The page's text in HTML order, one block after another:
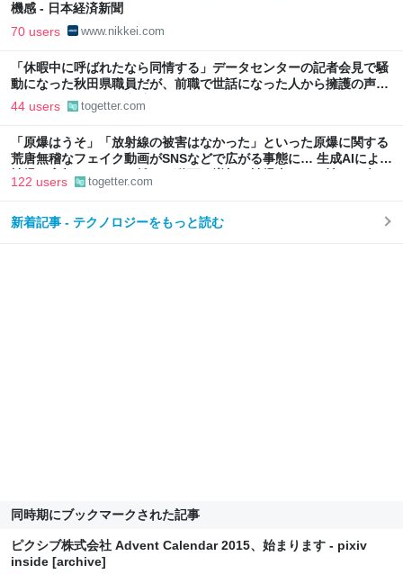
機感 - 日本経済新聞
70 users www.nikkei.com
「休暇中に呼ばれたなら同情する」データセンターの記者会見で騒
動になった秋田県職員だが、前職で世話になった人から擁護の声
「行政側として八面六臂の活躍をしたと思う」
44 users togetter.com
「原爆はうそ」「放射線の被害はなかった」といった原爆に関する
荒唐無稽なフェイク動画がSNSなどで広がる事態に… 生成AIによる
被爆の実相からはかけ離れた動画も増加、被爆者からは憤りの声も
122 users togetter.com
新着記事 - テクノロジーをもっと読む
同時期にブックマークされた記事
ピクシブ株式会社 Advent Calendar 2015、始まります - pixiv
inside [archive]